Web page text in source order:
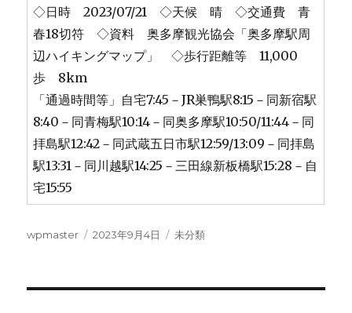
◇日時 2023/07/21 ◇天候 晴 ◇交通費 青
春18切符 ◇資料 奥多摩観光協会「奥多摩駅周
辺ハイキングマップ」 ◇歩行距離等 11,000
歩 8km
「通過時間等」自宅7:45－JR巣鴨駅8:15－同新宿駅
8:40－同青梅駅10:14－同奥多摩駅10:50/11:44－同
拝島駅12:42－同武蔵五日市駅12:59/13:09－同拝島
駅13:31－同川越駅14:25－三田線新板橋駅15:28－自
宅15:55
投
wpmaster
投
2023年9月4日
カ
未分類